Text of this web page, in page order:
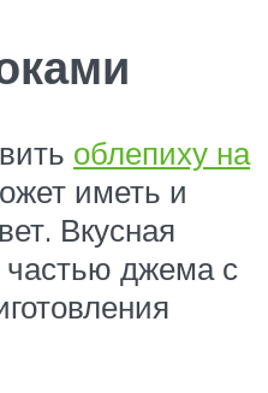
облепиху на
иметь и
Вкусная
частью джема с